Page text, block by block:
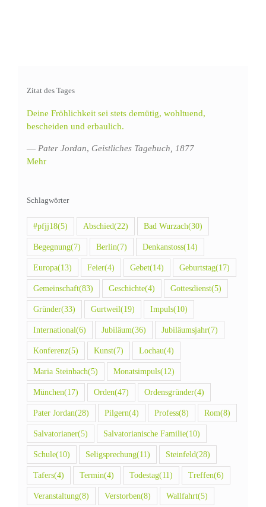
Zitat des Tages
Deine Fröhlichkeit sei stets demütig, wohltuend,
bescheiden und erbaulich.
— Pater Jordan, Geistliches Tagebuch, 1877
Mehr
Schlagwörter
#pfjj18(5) Abschied(22) Bad Wurzach(30)
Begegnung(7) Berlin(7) Denkanstoss(14)
Europa(13) Feier(4) Gebet(14) Geburtstag(17)
Gemeinschaft(83) Geschichte(4) Gottesdienst(5)
Gründer(33) Gurtweil(19) Impuls(10)
International(6) Jubiläum(36) Jubiläumsjahr(7)
Konferenz(5) Kunst(7) Lochau(4)
Maria Steinbach(5) Monatsimpuls(12)
München(17) Orden(47) Ordensgründer(4)
Pater Jordan(28) Pilgern(4) Profess(8) Rom(8)
Salvatorianer(5) Salvatorianische Familie(10)
Schule(10) Seligsprechung(11) Steinfeld(28)
Tafers(4) Termin(4) Todestag(11) Treffen(6)
Veranstaltung(8) Verstorben(8) Wallfahrt(5)